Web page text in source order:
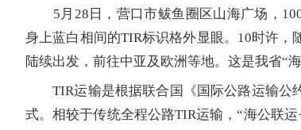
5月28日，营口市鲅鱼圈区山海广场，
身上蓝白相间的TIR标识格外显眼。10时许，
陆续出发，前往中亚及欧洲等地。这是我省“
TIR运输是根据联合国《国际公路运输公
式。相较于传统全程公路TIR运输，“海公联